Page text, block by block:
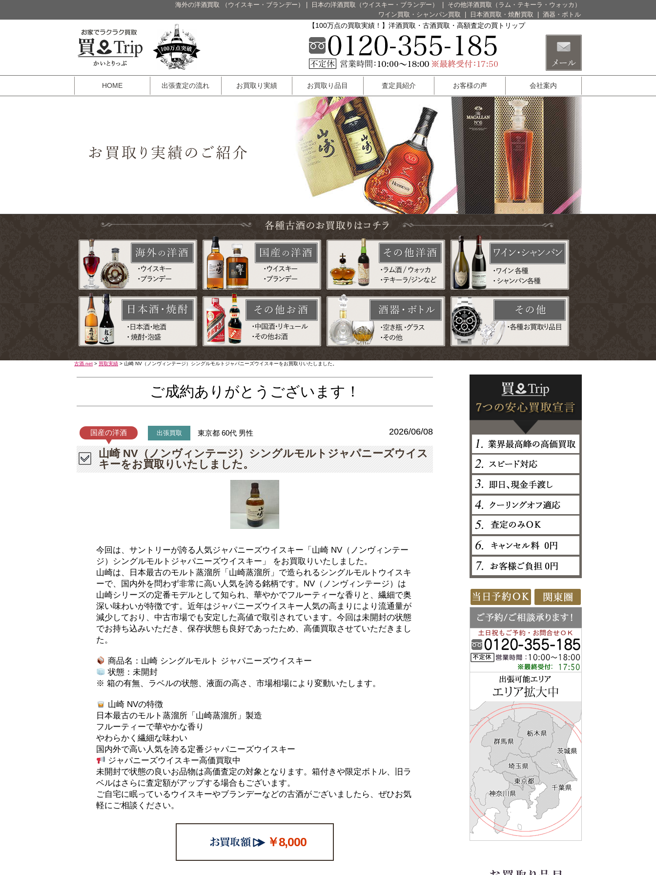
海外の洋酒買取 （ウイスキー・ブランデー） 日本の洋酒買取（ウイスキー・ブランデー）
その他洋酒買取（ラム・テキーラ・ウォッカ）
ワイン買取・シャンパン買取
日本酒買取・焼酎買取 酒器・ボトル
【100万点の買取実績！】洋酒買取・古酒買取・高額査定の買トリップ
HOME 出張査定の流れ お買取り実績 お買取り品目 査定員紹介 お客様の声 会社案内
古酒.net > 買取実績 > 山崎 NV（ノンヴィンテージ）シングルモルトジャパニーズウイスキーをお買取りいたしました。
ご成約ありがとうございます！
国産の洋酒 出張買取 東京都 60代 男性 2026/06/08
山崎 NV（ノンヴィンテージ）シングルモルトジャパニーズウイス
キーをお買取りいたしました。
今回は、サントリーが誇る人気ジャパニーズウイスキー「山崎 NV（ノンヴィンテー
ジ）シングルモルトジャパニーズウイスキー」 をお買取りいたしました。
山崎は、日本最古のモルト蒸溜所「山崎蒸溜所」で造られるシングルモルトウイスキ
ーで、国内外を問わず非常に高い人気を誇る銘柄です。NV（ノンヴィンテージ）は
山崎シリーズの定番モデルとして知られ、華やかでフルーティーな香りと、繊細で奥
深い味わいが特徴です。近年はジャパニーズウイスキー人気の高まりにより流通量が
減少しており、中古市場でも安定した高値で取引されています。今回は未開封の状態
でお持ち込みいただき、保存状態も良好であったため、高価買取させていただきまし
た。
商品名：山崎 シングルモルト ジャパニーズウイスキー
状態：未開封
※ 箱の有無、ラベルの状態、液面の高さ、市場相場により変動いたします。
山崎 NVの特徴
日本最古のモルト蒸溜所「山崎蒸溜所」製造
フルーティーで華やかな香り
やわらかく繊細な味わい
国内外で高い人気を誇る定番ジャパニーズウイスキー
ジャパニーズウイスキー高価買取中
未開封で状態の良いお品物は高価査定の対象となります。箱付きや限定ボトル、旧ラ
ベルはさらに査定額がアップする場合もございます。
ご自宅に眠っているウイスキーやブランデーなどの古酒がございましたら、ぜひお気
軽にご相談ください。
￥8,000